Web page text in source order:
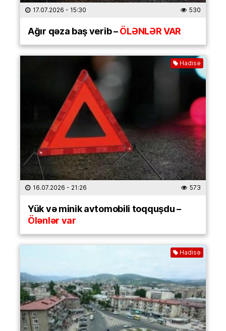
17.07.2026 - 15:30 530
Ağır qəza baş verib –ÖLƏNLƏR VAR
Hadisə
16.07.2026 - 21:26 573
Yük və minik avtomobili toqquşdu –
Ölənlər var
Hadisə